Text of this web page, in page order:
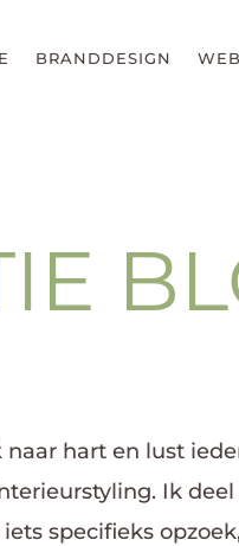
BRANDDESIGN
hart en lust
Ik
specifieks